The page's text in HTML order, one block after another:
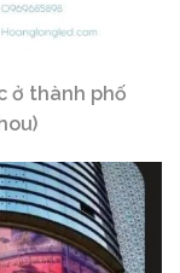
ở thành phố